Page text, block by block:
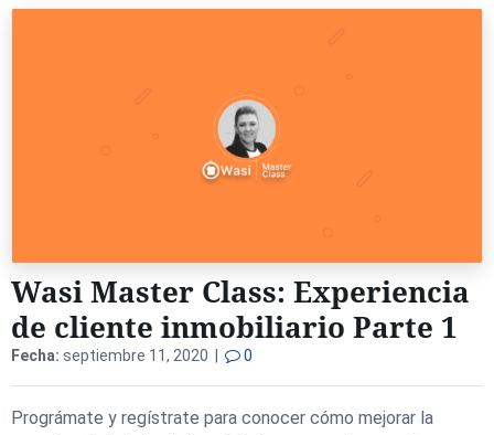
Wasi Master Class: Experiencia
de cliente inmobiliario Parte 1
Fecha: septiembre 11, 2020 | 0
Prográmate y regístrate para conocer cómo mejorar la